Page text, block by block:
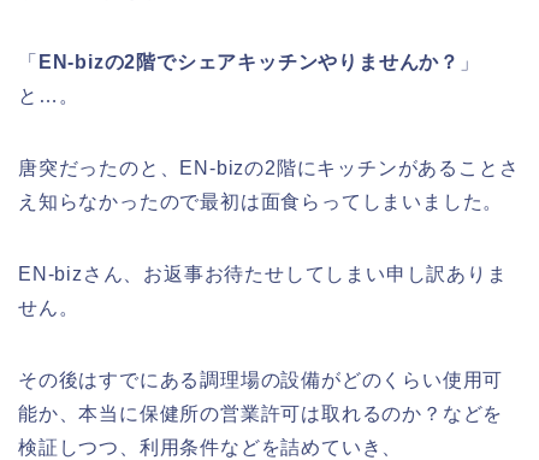
「 EN-bizの2階でシェアキッチンやりませんか？ 」
と…。
唐突だったのと、EN-bizの2階にキッチンがあることさ
え知らなかったので最初は面食らってしまいました。
EN-bizさん、お返事お待たせしてしまい申し訳ありま
せん。
その後はすでにある調理場の設備がどのくらい使用可
能か、本当に保健所の営業許可は取れるのか？などを
検証しつつ、利用条件などを詰めていき、